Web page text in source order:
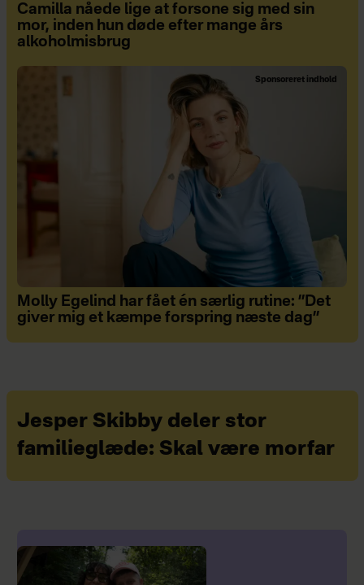
Camilla nåede lige at forsone sig med sin
mor, inden hun døde efter mange års
alkoholmisbrug
Sponsoreret indhold
Molly Egelind har fået én særlig rutine: ”Det
giver mig et kæmpe forspring næste dag”
Jesper Skibby deler stor
familieglæde: Skal være morfar